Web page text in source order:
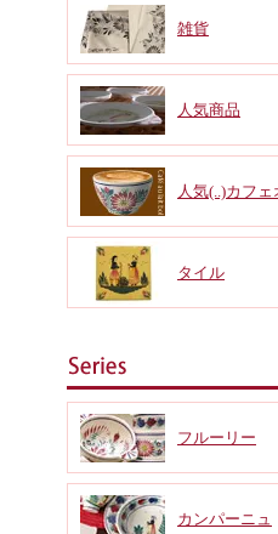
雑貨
人気商品
人気(..)カフ
タイル
フルーリー
カンパーニュ